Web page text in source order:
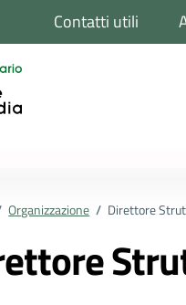
Contatti utili
Organizzazione / Direttore